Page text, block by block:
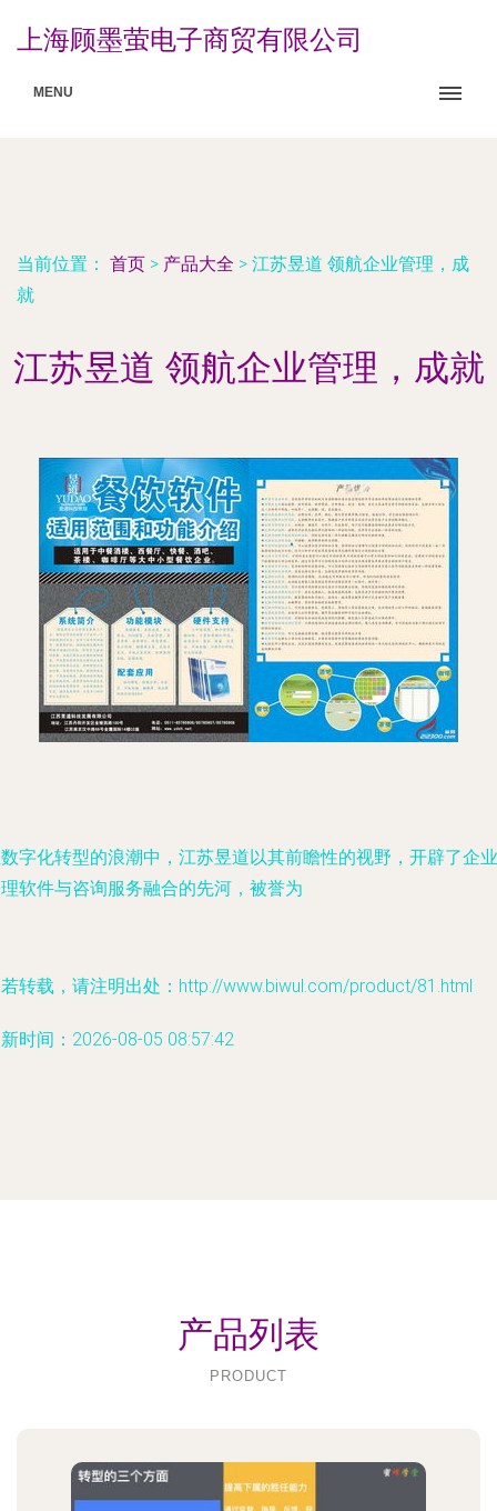
上海顾墨萤电子商贸有限公司
MENU
当前位置： 首页 > 产品大全 > 江苏昱道 领航企业管理，成
就
江苏昱道 领航企业管理，成就
字化转型的浪潮中，江苏昱道以其前瞻性的视野，开辟了企业
软件与咨询服务融合的先河，被誉为
转载，请注明出处：http://www.biwul.com/product/81.html
时间：2026-08-05 08:57:42
产品列表
PRODUCT